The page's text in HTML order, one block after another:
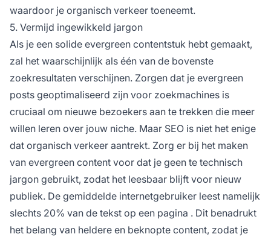
waardoor je organisch verkeer toeneemt.
5. Vermijd ingewikkeld jargon
Als je een solide evergreen contentstuk hebt gemaakt,
zal het waarschijnlijk als één van de bovenste
zoekresultaten verschijnen. Zorgen dat je evergreen
posts geoptimaliseerd zijn voor zoekmachines is
cruciaal om nieuwe bezoekers aan te trekken die meer
willen leren over jouw niche. Maar SEO is niet het enige
dat organisch verkeer aantrekt. Zorg er bij het maken
van evergreen content voor dat je geen te technisch
jargon gebruikt, zodat het leesbaar blijft voor nieuw
publiek. De gemiddelde internetgebruiker leest namelijk
slechts 20% van de tekst op een pagina . Dit benadrukt
het belang van heldere en beknopte content, zodat je